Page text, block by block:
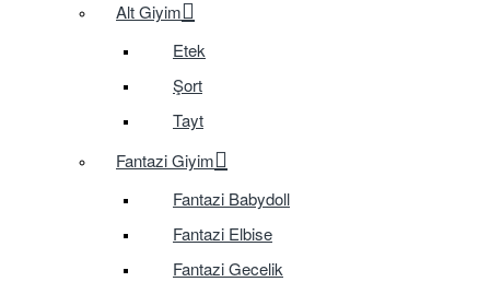
Alt Giyim
Etek
Şort
Tayt
Fantazi Giyim
Fantazi Babydoll
Fantazi Elbise
Fantazi Gecelik